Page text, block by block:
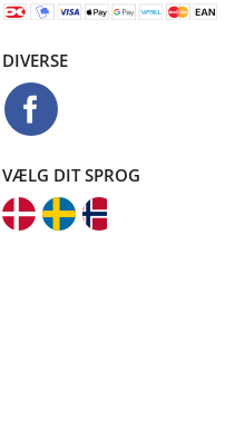
DIVERSE
VÆLG DIT SPROG